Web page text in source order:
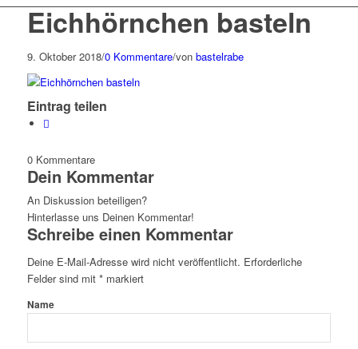
Eichhörnchen basteln
9. Oktober 2018/0 Kommentare/von bastelrabe
Eintrag teilen
0 Kommentare
Dein Kommentar
An Diskussion beteiligen?
Hinterlasse uns Deinen Kommentar!
Schreibe einen Kommentar
Deine E-Mail-Adresse wird nicht veröffentlicht. Erforderliche
Felder sind mit *markiert
Name